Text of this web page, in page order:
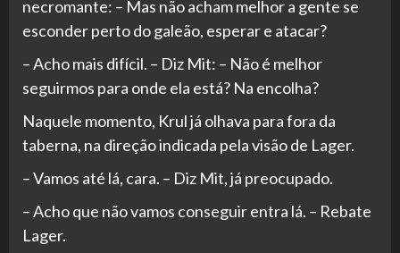
necromante: – Mas não acham melhor a gente se
esconder perto do galeão, esperar e atacar?
– Acho mais difícil. – Diz Mit: – Não é melhor
seguirmos para onde ela está? Na encolha?
Naquele momento, Krul já olhava para fora da
taberna, na direção indicada pela visão de Lager.
– Vamos até lá, cara. – Diz Mit, já preocupado.
– Acho que não vamos conseguir entra lá. – Rebate
Lager.